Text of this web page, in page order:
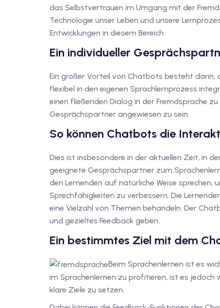
das Selbstvertrauen im Umgang mit der
Technologie unser Leben und unsere
Entwicklungen in diesem Bereich.
Ein individueller
Ein großer Vorteil von Chatbots besteht darin,
flexibel in den eigenen Sprachlernprozess
einen fließenden Dialog in der Fremdsprache
Gesprächspartner angewiesen zu sein.
So können Chatbots die
Dies ist insbesondere in der aktuellen Zeit, in
geeignete Gesprächspartner zum
den Lernenden auf natürliche Weise sprechen,
Sprechfähigkeiten zu verbessern. Die
eine Vielzahl von Themen behandeln. Der
und gezieltes Feedback geben.
Ein bestimmtes Ziel mit dem
Beim Sprachenlernen ist es
im Sprachenlernen zu profitieren, ist es
klare Ziele zu setzen.